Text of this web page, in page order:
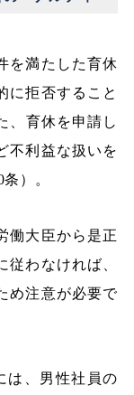
を満たした育休
に拒否すること
、育休を申請し
不利益な扱いを
）。
働大臣から是正
わなければ、
め注意が必要で
は、男性社員の